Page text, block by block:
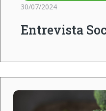
30/07/2024
Entrevista